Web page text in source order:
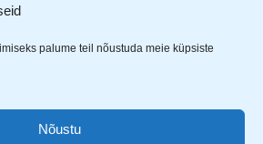
palume teil nõustuda meie küpsiste
Nõustu
küttekeha tagab kiire ja tõhusa vee
(Voltage Adaptation Switch)